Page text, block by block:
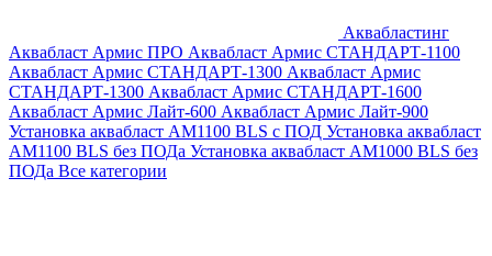
Аквабластинг
Аквабласт Армис ПРО Аквабласт Армис СТАНДАРТ-1100
Аквабласт Армис СТАНДАРТ-1300 Аквабласт Армис
СТАНДАРТ-1300 Аквабласт Армис СТАНДАРТ-1600
Аквабласт Армис Лайт-600 Аквабласт Армис Лайт-900
Установка аквабласт AM1100 BLS с ПОД Установка аквабласт
AM1100 BLS без ПОДа Установка аквабласт AM1000 BLS без
ПОДа Все категории